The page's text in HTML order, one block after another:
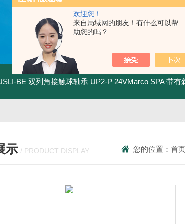
欢迎您！
来自局域网的朋友！有什么可以帮
助您的吗？
BE 双列角接触球轴承 UP2-P 24VMarco SPA 带有斜齿轮青铜润滑
示 / PRODUCT DISPLAY 您的位置：首页